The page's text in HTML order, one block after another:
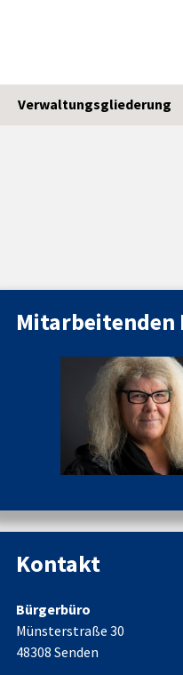
Verwaltungsgliederung
Kontakt
Bürgerbüro
Münsterstraße 30
48308 Senden